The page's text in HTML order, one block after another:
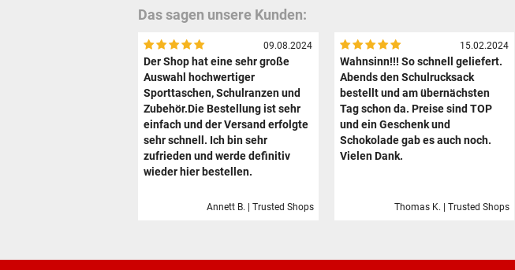
Das sagen unsere Kunden:
09.08.2024
Der Shop hat eine sehr große
Auswahl hochwertiger
Sporttaschen, Schulranzen und
Zubehör.Die Bestellung ist sehr
einfach und der Versand erfolgte
sehr schnell. Ich bin sehr
zufrieden und werde definitiv
wieder hier bestellen.
Annett B. | Trusted Shops
15.02.2024
Wahnsinn!!! So schnell geliefert.
Abends den Schulrucksack
bestellt und am übernächsten
Tag schon da. Preise sind TOP
und ein Geschenk und
Schokolade gab es auch noch.
Vielen Dank.
Thomas K. | Trusted Shops